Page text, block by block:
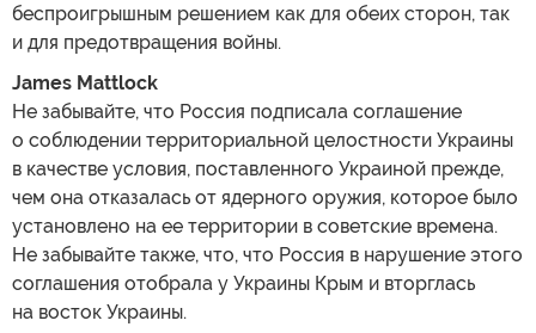
беспроигрышным решением как для обеих сторон, так
и для предотвращения войны.
James Mattlock
Не забывайте, что Россия подписала соглашение
о соблюдении территориальной целостности Украины
в качестве условия, поставленного Украиной прежде,
чем она отказалась от ядерного оружия, которое было
установлено на ее территории в советские времена.
Не забывайте также, что, что Россия в нарушение этого
соглашения отобрала у Украины Крым и вторглась
на восток Украины.